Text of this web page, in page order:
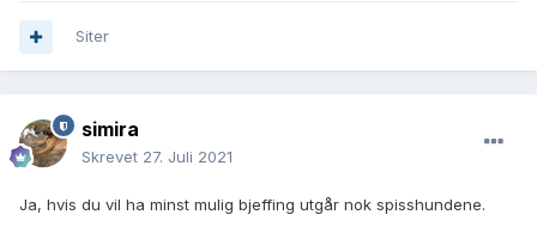
Siter
simira
Skrevet 27. Juli 2021
Ja, hvis du vil ha minst mulig bjeffing utgår nok spisshundene.